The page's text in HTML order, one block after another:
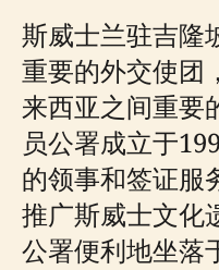
斯威士兰驻吉隆
重要的外交使团
来西亚之间重要
员公署成立于
的领事和签证服
推广斯威士文化
公署便利地坐落